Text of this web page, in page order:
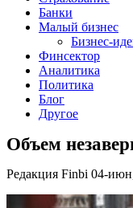
Банки
Малый бизнес
Бизнес-
Финсектор
Аналитика
Политика
Блог
Другое
Объем
Редакция Finbi 04-